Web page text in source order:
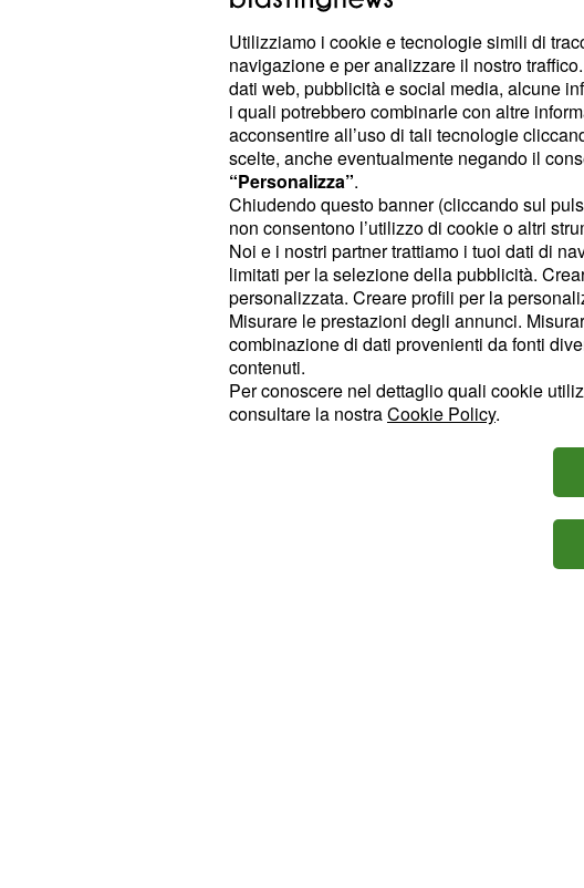
Gossip: estate d'amore per
Marrone?
Dopo più di due anni di singletudine, si dice
Marronepotrebbe aver ritrovato l'amore; a
notizia, è stato il programma Verissimo al
puntata andata in onda sabato 26 maggio.
rubrica ''Giri di Valzer'', nella quale si è
personaggi famosi da tenere d'occhio
la cantante avrebbe un fidanzato
Dopo aver riportato in esclusiva lanews
in corso tra Belen Rodriguez e Andrea
confermato la serenità ritrovata tra Stefano
Gilda Ambrosio, la trasmissione condotta da
Utilizziamo i cookie e tecnologie simili di
navigazione e per analizzare il nostro
dati web, pubblicità e social media, alcune
i quali potrebbero combinarle con altre
acconsentire all’uso di tali tecnologie
scelte, anche eventualmente negando il
“Personalizza”.
Chiudendo questo banner (cliccando sul
non consentono l’utilizzo di cookie o altri
Noi e i nostri partner trattiamo i tuoi dati di
limitati per la selezione della pubblicità.
personalizzata. Creare profili per la
Misurare le prestazioni degli annunci.
combinazione di dati provenienti da fonti
contenuti.
Per conoscere nel dettaglio quali cookie
consultare la nostraCookie Policy.